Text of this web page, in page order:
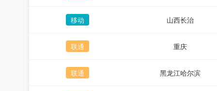
移动 山西长治
联通 重庆
联通 黑龙江哈尔滨